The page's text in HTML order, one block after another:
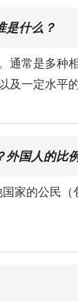
是什么？
通常是多种
及一定水平的
外国人的比
家的公民